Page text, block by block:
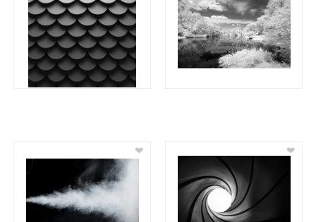
❤ ❤